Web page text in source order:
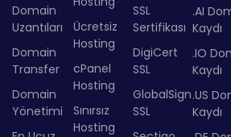
Domain
Uzantıları
Domain
Transfer
Domain
Yönetimi
Ücretsiz
Hosting
cPanel
Hosting
Sınırsız
Hosting
SSL
Sertifikası
DigiCert
SSL
GlobalSign
SSL
.AI
Kaydı
.IO
Kaydı
.US
Kaydı